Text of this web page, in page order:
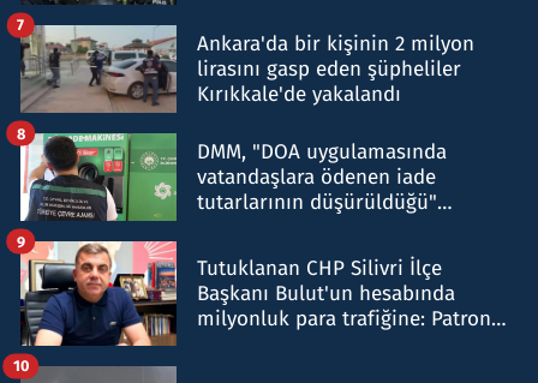
Ankara'da bir kişinin 2 milyon
lirasını gasp eden şüpheliler
Kırıkkale'de yakalandı
7
DMM, "DOA uygulamasında
vatandaşlara ödenen iade
tutarlarının düşürüldüğü"
8
Tutuklanan CHP Silivri İlçe
Başkanı Bulut'un hesabında
milyonluk para trafiğine: Patron
9
10